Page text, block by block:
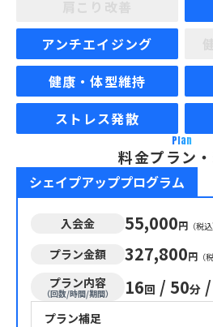
アンチエイジング
健康・体型維持
ストレス発散
Plan
料金プラン
シェイプアッププログラム
入会金 55,000円 （税込
プラン金額 327,800円 （
プラン内容
（回数/時間/期間） 16回 / 50分 /
プラン補足